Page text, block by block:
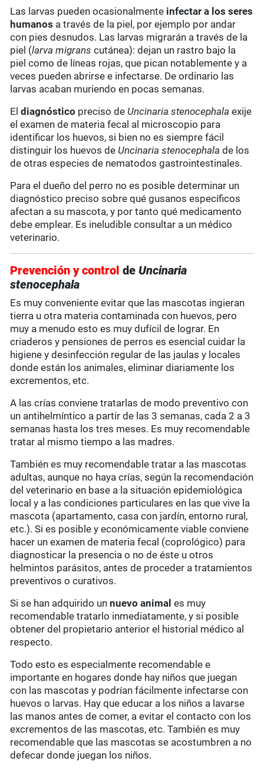
Las larvas pueden ocasionalmente infectar a los seres
humanos a través de la piel, por ejemplo por andar
con pies desnudos. Las larvas migrarán a través de la
piel (larva migranscutánea): dejan un rastro bajo la
piel como de líneas rojas, que pican notablemente y a
veces pueden abrirse e infectarse. De ordinario las
larvas acaban muriendo en pocas semanas.
Eldiagnóstico preciso de Uncinaria stenocephalaexije
el examen de materia fecal al microscopio para
identificar los huevos, si bien no es siempre fácil
distinguir los huevos de Uncinaria stenocephalade los
de otras especies de nematodos gastrointestinales.
Para el dueño del perro no es posible determinar un
diagnóstico preciso sobre qué gusanos específicos
afectan a su mascota, y por tanto qué medicamento
debe emplear. Es ineludible consultar a un médico
veterinario.
Prevención y controlde Uncinaria
stenocephala
Es muy conveniente evitar que las mascotas ingieran
tierra u otra materia contaminada con huevos, pero
muy a menudo esto es muy dufícil de lograr. En
criaderos y pensiones de perros es esencial cuidar la
higiene y desinfección regular de las jaulas y locales
donde están los animales, eliminar diariamente los
excrementos, etc.
A las crías conviene tratarlas de modo preventivo con
un antihelmíntico a partir de las 3 semanas, cada 2 a 3
semanas hasta los tres meses. Es muy recomendable
tratar al mismo tiempo a las madres.
También es muy recomendable tratar a las mascotas
adultas, aunque no haya crías, según la recomendación
del veterinario en base a la situación epidemiológica
local y a las condiciones particulares en las que vive la
mascota (apartamento, casa con jardín, entorno rural,
etc.). Si es posible y económicamente viable conviene
hacer un examen de materia fecal (coprológico) para
diagnosticar la presencia o no de éste u otros
helmintos parásitos, antes de proceder a tratamientos
preventivos o curativos.
Si se han adquirido unnuevo animal es muy
recomendable tratarlo inmediatamente, y si posible
obtener del propietario anterior el historial médico al
respecto.
Todo esto es especialmente recomendable e
importante en hogares donde hay niños que juegan
con las mascotas y podrían fácilmente infectarse con
huevos o larvas. Hay que educar a los niños a lavarse
las manos antes de comer, a evitar el contacto con los
excrementos de las mascotas, etc. También es muy
recomendable que las mascotas se acostumbren a no
defecar donde juegan los niños.